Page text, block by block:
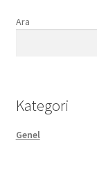
Ara
Kategori
Genel